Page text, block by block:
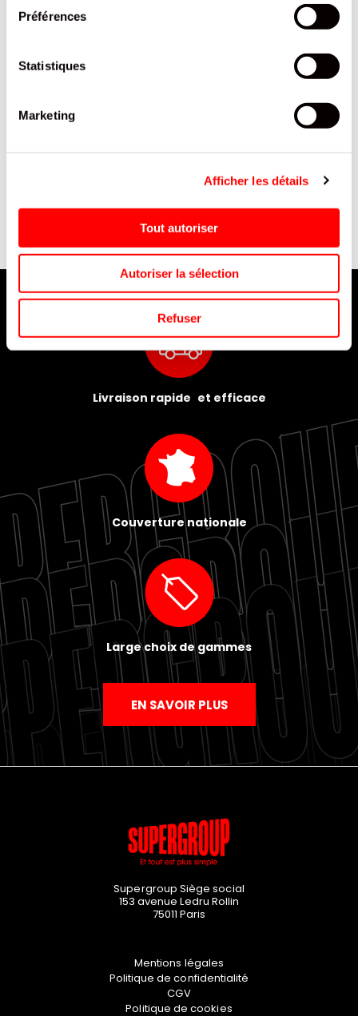
Préférences
Statistiques
Marketing
Afficher les détails
Tout autoriser
Autoriser la sélection
Refuser
C. CLIPPER CARROUSEL
BOITE POIGNEE 16 16X18X7
Livraison rapide et efficace
Couverture nationale
Large choix de gammes
EN SAVOIR PLUS
Supergroup Siège social
153 avenue Ledru Rollin
75011 Paris
Mentions légales
Politique de confidentialité
CGV
Politique de cookies